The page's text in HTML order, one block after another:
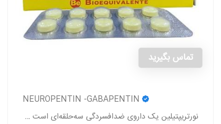
تماس بگیرید
نورتریپتیلین یک داروی ضدافسردگی سه‌حلقه‌ای است که برای درمان افسردگی، دردهای عصبی (نوروپاتی)، پیشگیری از میگرن و برخی اختلالات روانی دیگر تجویز می‌شود